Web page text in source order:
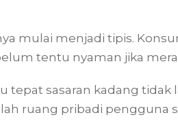
mulai menjadi tipis.
tentu nyaman jika
tepat sasaran kadang
ruang pribadi pengguna